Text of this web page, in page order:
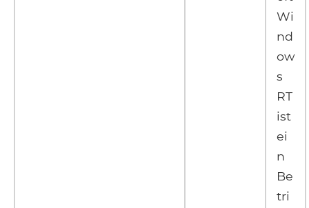
Wi
nd
ow
s
RT
ist
ei
n
Be
tri